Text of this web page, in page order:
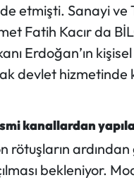
etmişti. Sanayi ve
Fatih Kacır da
Erdoğan’ın
devlet hizmetinde
kanallardan
rötuşların
bekleniyor.